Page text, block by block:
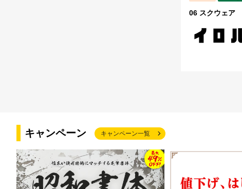
06 スクウェア
キャンペーン キャンペーン一覧